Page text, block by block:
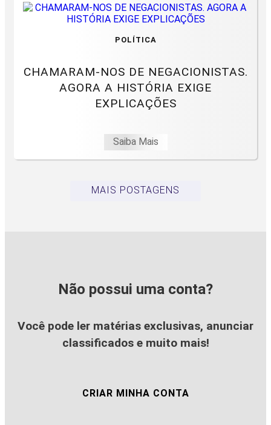
POLÍTICA
CHAMARAM-NOS DE NEGACIONISTAS.
AGORA A HISTÓRIA EXIGE
EXPLICAÇÕES
Saiba Mais
MAIS POSTAGENS
Não possui uma conta?
Você pode ler matérias exclusivas, anunciar
classificados e muito mais!
CRIAR MINHA CONTA